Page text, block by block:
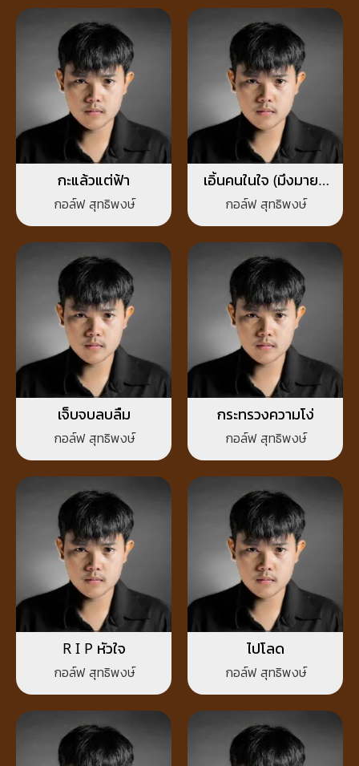
กะแล้วแต่ฟ้า
กอล์ฟ สุทธิพงษ์
เอิ้นคนในใจ (มึงมายก
เหล้าแข่งกับกูบ่)
กอล์ฟ สุทธิพงษ์
เจ็บจบลบลืม
กอล์ฟ สุทธิพงษ์
กระทรวงความโง่
กอล์ฟ สุทธิพงษ์
R I P หัวใจ
กอล์ฟ สุทธิพงษ์
ไปโลด
กอล์ฟ สุทธิพงษ์